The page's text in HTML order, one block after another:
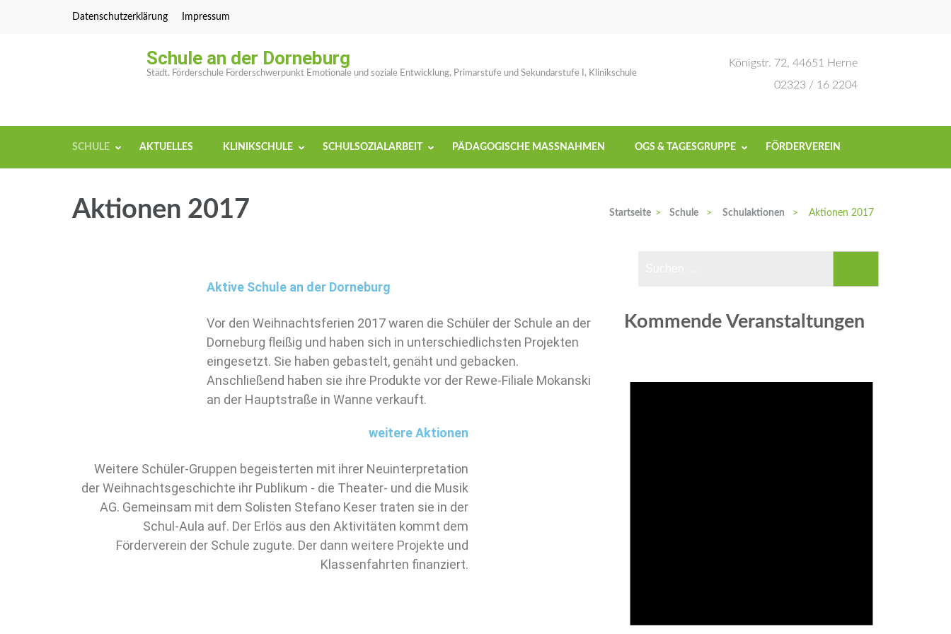
Datenschutzerklärung Impressum
Schule an der Dorneburg
Städt. Förderschule Förderschwerpunkt Emotionale und soziale Entwicklung, Primarstufe und Sekundarstufe I, Klinikschule
Königstr. 72, 44651 Herne
02323 / 16 2204
SCHULE AKTUELLES KLINIKSCHULE SCHULSOZIALARBEIT PÄDAGOGISCHE MASSNAHMEN OGS & TAGESGRUPPE FÖRDERVEREIN
Aktionen 2017 Startseite > Schule > Schulaktionen > Aktionen 2017
Aktive Schule an der Dorneburg
Vor den Weihnachtsferien 2017 waren die Schüler der Schule an der
Dorneburg fleißig und haben sich in unterschiedlichsten Projekten
eingesetzt. Sie haben gebastelt, genäht und gebacken.
Anschließend haben sie ihre Produkte vor der Rewe-Filiale Mokanski
an der Hauptstraße in Wanne verkauft.
weitere Aktionen
Weitere Schüler-Gruppen begeisterten mit ihrer Neuinterpretation
der Weihnachtsgeschichte ihr Publikum - die Theater- und die Musik
AG. Gemeinsam mit dem Solisten Stefano Keser traten sie in der
Schul-Aula auf. Der Erlös aus den Aktivitäten kommt dem
Förderverein der Schule zugute. Der dann weitere Projekte und
Klassenfahrten finanziert.
Kommende Veranstaltungen